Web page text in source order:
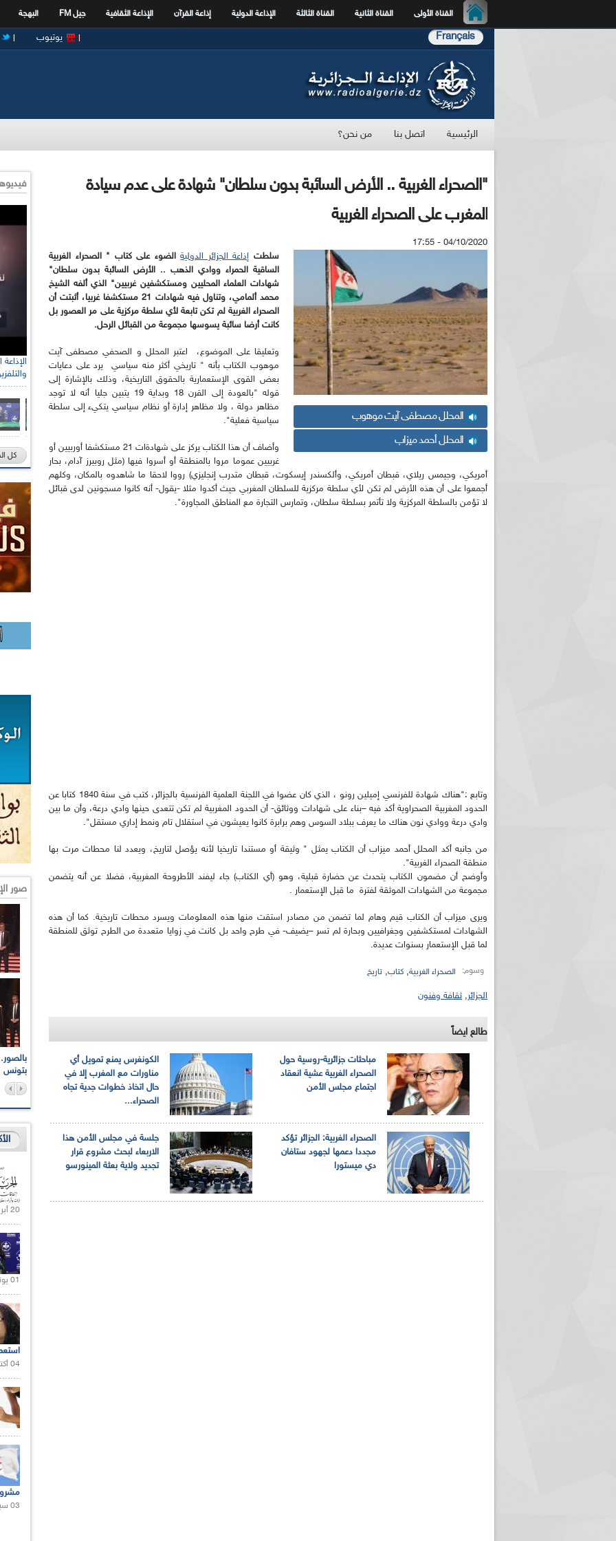
القناة الأولى القناة الثانية القناة الثالثة الإذاعة الدولية إذاعة القرآن الإذاعة الثقافية جيل FM البهجة
Français يوتيوب
الرئيسية اتصل بنا من نحن؟
"الصحراء الغربية .. الأرض السائبة بدون سلطان" شهادة على عدم سيادة
المغرب على الصحراء الغربية
04/10/2020 - 17:55
المحلل مصطفى آيت موهوب
المحلل أحمد ميزاب
سلطت إذاعة الجزائر الدوليةالضوء على كتاب " الصحراء الغربية
الساقية الحمراء ووادي الذهب .. الأرض السائبة بدون سلطان"
شهادات العلماء المحليين ومستكشفين غربيين" الذي ألفه الشيخ
محمد ألمامي، وتناول فيه شهادات 21 مستكشفا غربيا، أثبتت أن
الصحراء الغربية لم تكن تابعة لأي سلطة مركزية على مر العصور بل
كانت أرضا سائبة يسوسها مجموعة من القبائل الرحل.
وتعليقا على الموضوع، اعتبر المحلل و الصحفي مصطفى آيت
موهوب الكتاب بأنه " تاريخي أكثر منه سياسي يرد على دعايات
بعض القوى الإستعمارية بالحقوق التاريخية، وذلك بالإشارة إلى
قوله "بالعودة إلى القرن 18 وبداية 19 يتبين جليا أنه لا توجد
مظاهر دولة ، ولا مظاهر إدارة أو نظام سياسي يتكيء إلى سلطة
سياسية فعلية".
وأضاف أن هذا الكتاب يركز على شهادةات 21 مستكشفا أوربيين أو
غربيين عموما مروا بالمنطقة أو أسروا فيها (مثل روبيرز آدام، بحار
أمريكي، وجيمس ريلاي، قبطان أمريكي، وألكسندر إيسكوت، قبطان متدرب إنجليزي) رووا لاحقا ما شاهدوه بالمكان، وكلهم
أجمعوا على أن هذه الأرض لم تكن لأي سلطة مركزية للسلطان المغربي حيث أكدوا مثلا -يقول- أنه كانوا مسجونين لدى قبائل
لا تؤمن بالسلطة المركزية ولا تأتمر بسلطة سلطان، وتمارس التجارة مع المناطق المجاورة".
وتابع :"هناك شهادة للفرنسي إميلين رونو ، الذي كان عضوا في اللجنة العلمية الفرنسية بالجزائر، كتب في سنة 1840 كتابا عن
الحدود المغربية الصحراوية أكد فيه –بناء على شهادات ووثائق- أن الحدود المغربية لم تكن تتعدى حينها وادي درعة، وأن ما بين
وادي درعة ووادي نون هناك ما يعرف ببلاد السوس وهم برابرة كانوا يعيشون في استقلال تام ونمط إداري مستقل".
من جانبه أكد المحلل أحمد ميزاب أن الكتاب يمثل " وثيقة أو مستندا تاريخيا لأنه يؤصل لتاريخ، ويعدد لنا محطات مرت بها
منطقة الصحراء الغربية".
وأوضح أن مضمون الكتاب يتحدث عن حضارة قبلية، وهو (أي الكتاب) جاء ليفند الأطروحة المغربية، فضلا عن أنه يتضمن
مجموعة من الشهادات الموثقة لفترة ما قبل الإستعمار .
ويرى ميزاب أن الكتاب قيم وهام لما تضمن من مصادر استقت منها هذه المعلومات ويسرد محطات تاريخية. كما أن هذه
الشهادات لمستكشفين وجغرافيين وبحارة لم تسر –يضيف- في طرح واحد بل كانت في زوايا متعددة من الطرح توثق للمنطقة
لما قبل الإستعمار بسنوات عديدة.
وسوم: الصحراء الغربية, كتاب, تاريخ
الجزائر, ثقافة وفنون
طالع ايضاً
الكونغرس يمنع تمويل أي
مناورات مع المغرب إلا في
حال اتخاذ خطوات جدية تجاه
الصحراء...
مباحثات جزائرية-روسية حول
الصحراء الغربية عشية انعقاد
اجتماع مجلس الأمن
جلسة في مجلس الأمن هذا
الاربعاء لبحث مشروع قرار
تجديد ولاية بعثة المينورسو
الصحراء الغربية: الجزائر تؤكد
مجددا دعمها لجهود ستافان
دي ميستورا
كل
صور
بتونس
الإذاعة الجزائرية تقف دقيقة صمت ترحما على أرواح شهداء
بالصور... اللقاء الوطني لمديري الإذاعات الوطنية والجهوية
حول مرافقة وتغطية الإنتخابات المحلية لـ27 نوفمبر 2021
الإذاعة الجزائرية للرياضيين البارالمبيين المتوجين
20 أبريل 2021 |
01 يونيو 2021 |
04 أكتوبر 2020 |
03 سبتمبر 2020 |